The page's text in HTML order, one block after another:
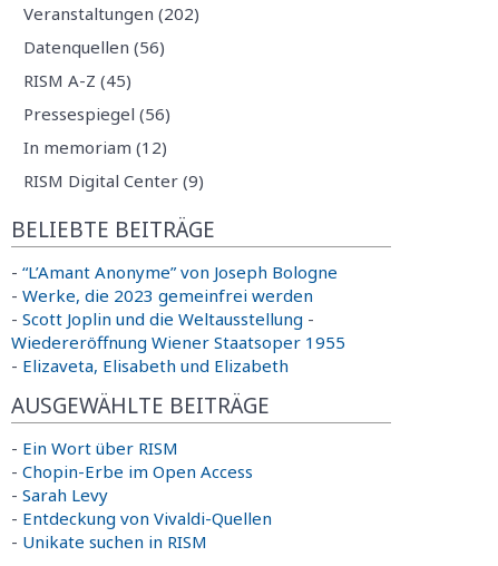
Veranstaltungen (202)
Datenquellen (56)
RISM A-Z (45)
Pressespiegel (56)
In memoriam (12)
RISM Digital Center (9)
BELIEBTE BEITRÄGE
- “L’Amant Anonyme” von Joseph Bologne
- Werke, die 2023 gemeinfrei werden
- Scott Joplin und die Weltausstellung -
Wiedereröffnung Wiener Staatsoper 1955
- Elizaveta, Elisabeth und Elizabeth
AUSGEWÄHLTE BEITRÄGE
- Ein Wort über RISM
- Chopin-Erbe im Open Access
- Sarah Levy
- Entdeckung von Vivaldi-Quellen
- Unikate suchen in RISM